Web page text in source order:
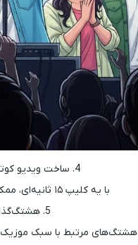
4. ساخت ویدیو کوتاه برای آهنگ‌هات
با یه کلیپ ۱۵ ثانیه‌ای، ممکنه انفجاری فالوور بگیری.
5. هشتگ‌گذاری درست
هشتگ‌های مرتبط با سبک موزیک